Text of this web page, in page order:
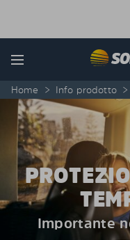
Menu
Home > Info prodotto >
Importante